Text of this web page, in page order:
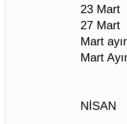
23 Mart
27
Mart
Mart
NİSAN